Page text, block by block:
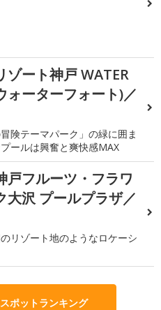
ゾート神戸 WATER
ォーターフォート)／
冒険テーマパーク」の緑に囲ま
ールは興奮と爽快感MAX
戸フルーツ・フラワ
大沢 プールプラザ／
リゾート地のようなロケーシ
ポットランキング